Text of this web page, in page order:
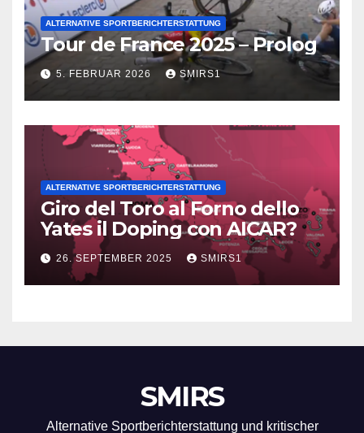
ALTERNATIVE SPORTBERICHTERSTATTUNG
Tour de France 2025 – Prolog
5. FEBRUAR 2026 SMIRS1
ALTERNATIVE SPORTBERICHTERSTATTUNG
Giro del Toro al Forno dello
Yates il Doping con AICAR?
26. SEPTEMBER 2025 SMIRS1
SMIRS
Alternative Sportberichterstattung und kritischer